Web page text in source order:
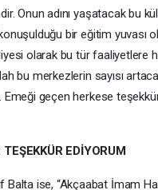
Onun adını yaşatacak bu
bir eğitim yuvası
olarak bu tür faaliyetlere
bu merkezlerin sayısı
geçen herkese
EDİYORUM
Balta ise, “Akçaabat İmam